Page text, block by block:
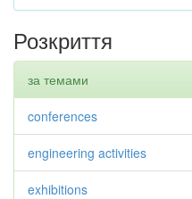
Розкриття
за темами
conferences
engineering activities
exhibitions